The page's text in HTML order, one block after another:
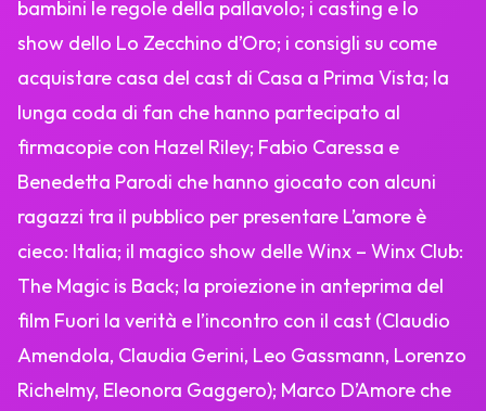
bambini le regole della pallavolo; i casting e lo
show dello Lo Zecchino d’Oro; i consigli su come
acquistare casa del cast di Casa a Prima Vista; la
lunga coda di fan che hanno partecipato al
firmacopie con Hazel Riley; Fabio Caressa e
Benedetta Parodi che hanno giocato con alcuni
ragazzi tra il pubblico per presentare L’amore è
cieco: Italia; il magico show delle Winx – Winx Club:
The Magic is Back; la proiezione in anteprima del
film Fuori la verità e l’incontro con il cast (Claudio
Amendola, Claudia Gerini, Leo Gassmann, Lorenzo
Richelmy, Eleonora Gaggero); Marco D’Amore che